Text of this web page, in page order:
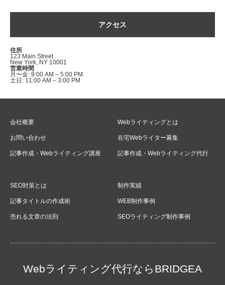
アクセス
住所
123 Main Street
New York, NY 10001
営業時間
月〜金: 9:00 AM – 5:00 PM
土日: 11:00 AM – 3:00 PM
会社概要
お問い合わせ
記事作成・Webライティング講座
Webライティングとは
在宅Webライター募集
記事作成・Webライティング代行
SEO対策とは
記事タイトルの作成術
売れる文章の法則
制作実績
WEB制作事例
SEOライティング制作事例
Webライティング代行ならBRIDGEA